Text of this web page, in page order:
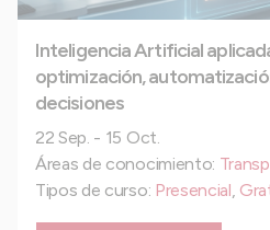
Inteligencia Artificial
optimización,
decisiones
22 Sep. - 15 Oct.
Áreas de conocimiento:
Tipos de curso: Presencial